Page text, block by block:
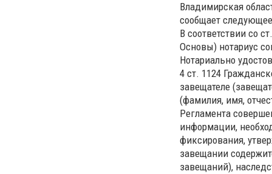
Владимирская
сообщает
В соответствии со
Основы) нотариус
Нотариально
4 ст. 1124
завещателе
(фамилия, имя,
Регламента
информации,
фиксирования,
завещании
завещаний),